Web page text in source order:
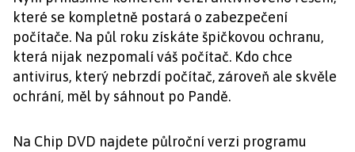
které se kompletně postará o zabezpečení
počítače. Na půl roku získáte špičkovou ochranu,
která nijak nezpomalí váš počítač. Kdo chce
antivirus, který nebrzdí počítač, zároveň ale skvěle
ochrání, měl by sáhnout po Pandě.
Na Chip DVD najdete půlroční verzi programu